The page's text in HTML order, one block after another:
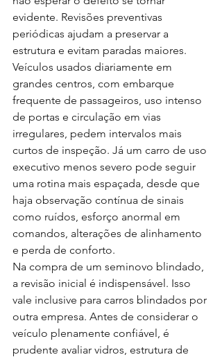
evidente. Revisões preventivas
periódicas ajudam a preservar a
estrutura e evitam paradas maiores.
Veículos usados diariamente em
grandes centros, com embarque
frequente de passageiros, uso intenso
de portas e circulação em vias
irregulares, pedem intervalos mais
curtos de inspeção. Já um carro de uso
executivo menos severo pode seguir
uma rotina mais espaçada, desde que
haja observação contínua de sinais
como ruídos, esforço anormal em
comandos, alterações de alinhamento
e perda de conforto.
Na compra de um seminovo blindado,
a revisão inicial é indispensável. Isso
vale inclusive para carros blindados por
outra empresa. Antes de considerar o
veículo plenamente confiável, é
prudente avaliar vidros, estrutura de